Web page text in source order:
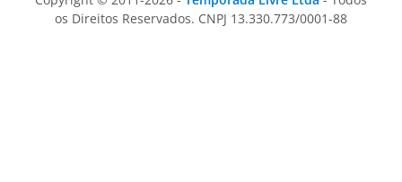
os Direitos Reservados. CNPJ 13.330.773/0001-88